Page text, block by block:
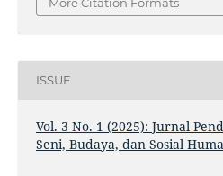
ISSUE
Vol. 3 No. 1 (2025): Jurnal
Seni, Budaya, dan Sosial